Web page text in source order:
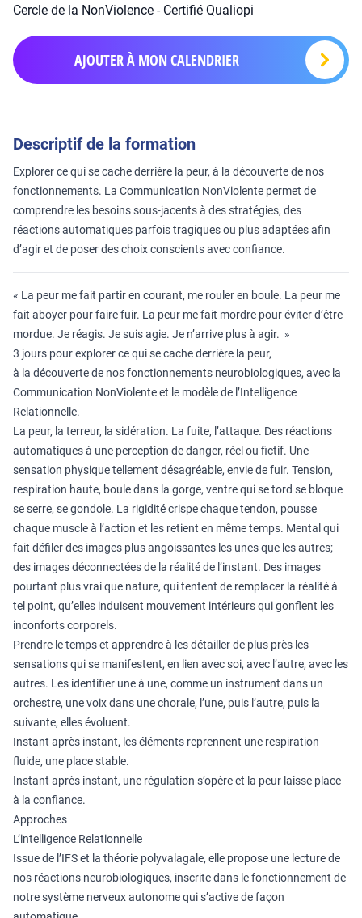
Cercle de la NonViolence - Certifié Qualiopi
AJOUTER À MON CALENDRIER
Descriptif de la formation
Explorer ce qui se cache derrière la peur, à la découverte de nos
fonctionnements. La Communication NonViolente permet de
comprendre les besoins sous-jacents à des stratégies, des
réactions automatiques parfois tragiques ou plus adaptées afin
d’agir et de poser des choix conscients avec confiance.
« La peur me fait partir en courant, me rouler en boule. La peur me
fait aboyer pour faire fuir. La peur me fait mordre pour éviter d’être
mordue. Je réagis. Je suis agie. Je n’arrive plus à agir. »
3 jours pour explorer ce qui se cache derrière la peur,
à la découverte de nos fonctionnements neurobiologiques, avec la
Communication NonViolente et le modèle de l’Intelligence
Relationnelle.
La peur, la terreur, la sidération. La fuite, l’attaque. Des réactions
automatiques à une perception de danger, réel ou fictif. Une
sensation physique tellement désagréable, envie de fuir. Tension,
respiration haute, boule dans la gorge, ventre qui se tord se bloque
se serre, se gondole. La rigidité crispe chaque tendon, pousse
chaque muscle à l’action et les retient en même temps. Mental qui
fait défiler des images plus angoissantes les unes que les autres;
des images déconnectées de la réalité de l’instant. Des images
pourtant plus vrai que nature, qui tentent de remplacer la réalité à
tel point, qu’elles induisent mouvement intérieurs qui gonflent les
inconforts corporels.
Prendre le temps et apprendre à les détailler de plus près les
sensations qui se manifestent, en lien avec soi, avec l’autre, avec les
autres. Les identifier une à une, comme un instrument dans un
orchestre, une voix dans une chorale, l’une, puis l’autre, puis la
suivante, elles évoluent.
Instant après instant, les éléments reprennent une respiration
fluide, une place stable.
Instant après instant, une régulation s’opère et la peur laisse place
à la confiance.
Approches
L’intelligence Relationnelle
Issue de l’IFS et la théorie polyvalagale, elle propose une lecture de
nos réactions neurobiologiques, inscrite dans le fonctionnement de
notre système nerveux autonome qui s’active de façon